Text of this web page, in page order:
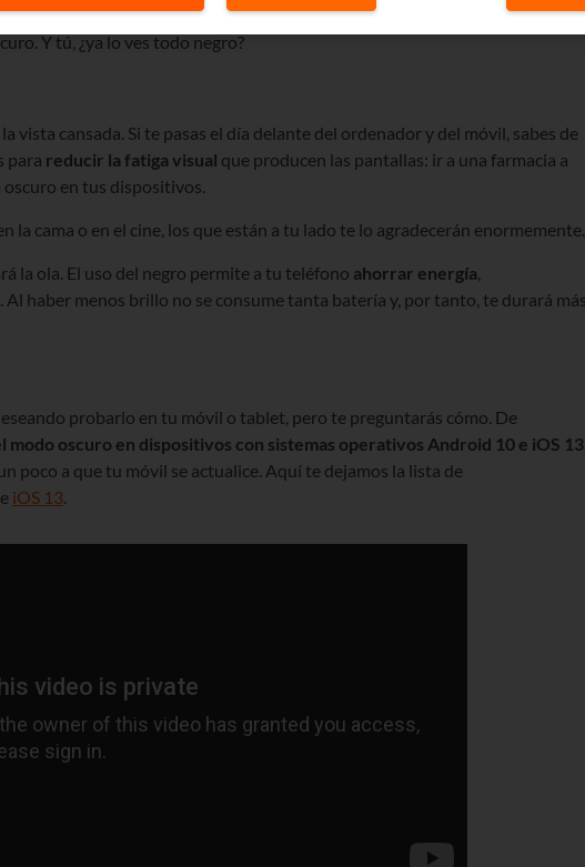
o Twitter. Whatsapp parece que se ha quedado un poco rezagado, pero
Y tú, ¿ya lo ves todo negro?
vista cansada. Si te pasas el día delante del ordenador y del móvil, sabes de
para reducir la fatiga visual que producen las pantallas: ir a una farmacia a
en tus dispositivos.
la cama o en el cine, los que están a tu lado te lo agradecerán enormemente.
la ola. El uso del negro permite a tu teléfono ahorrar energía
. Al haber menos brillo no se consume tanta batería y, por tanto, te durará
probarlo en tu móvil o tablet, pero te preguntarás cómo. De
modo oscuro en dispositivos con sistemas operativos Android 10 e iOS 13
poco a que tu móvil se actualice. Aquí te dejamos la lista de
e iOS 13